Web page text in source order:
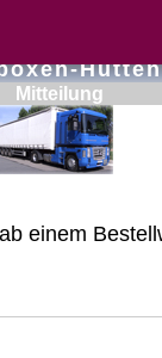
Mitteilung
einem